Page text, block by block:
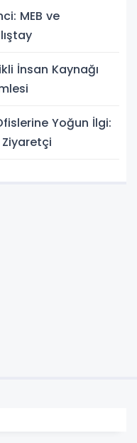
MEB ve
İnsan Kaynağı
Yoğun İlgi:
Ziyaretçi